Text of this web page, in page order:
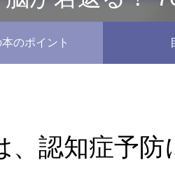
本のポイント
、認知症予防